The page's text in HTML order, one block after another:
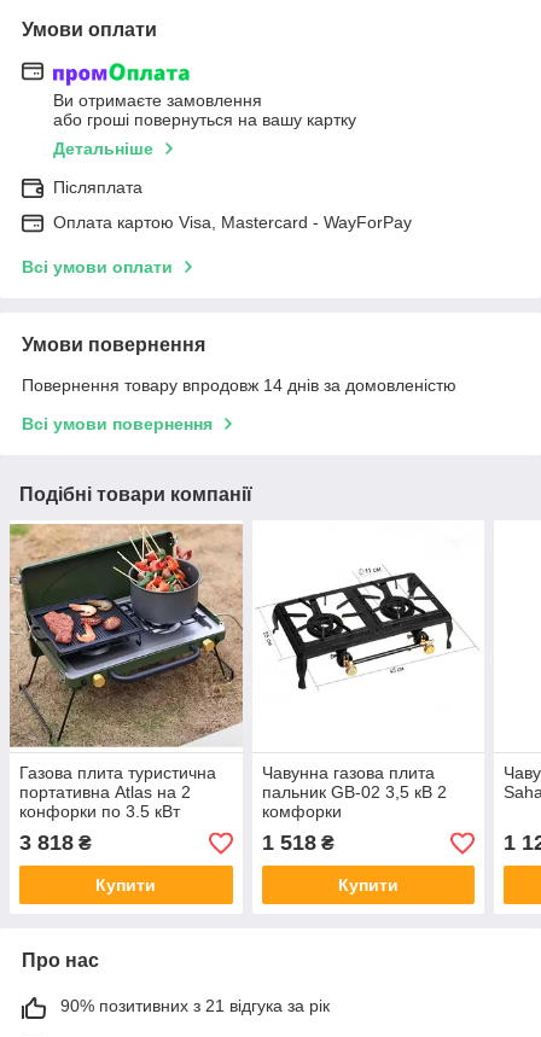
Умови оплати
Ви отримаєте замовлення
або гроші повернуться на вашу картку
Детальніше
Післяплата
Оплата картою Visa, Mastercard - WayForPay
Всі умови оплати
Умови повернення
Повернення товару впродовж 14 днів за домовленістю
Всі умови повернення
Подібні товари компанії
Газова плита туристична
портативна Atlas на 2
конфорки по 3.5 кВт
3 818 ₴
Купити
Чавунна газова плита
пальник GB-02 3,5 кВ 2
комфорки
1 518₴
Купити
1
Про нас
90% позитивних з 21 відгука за рік